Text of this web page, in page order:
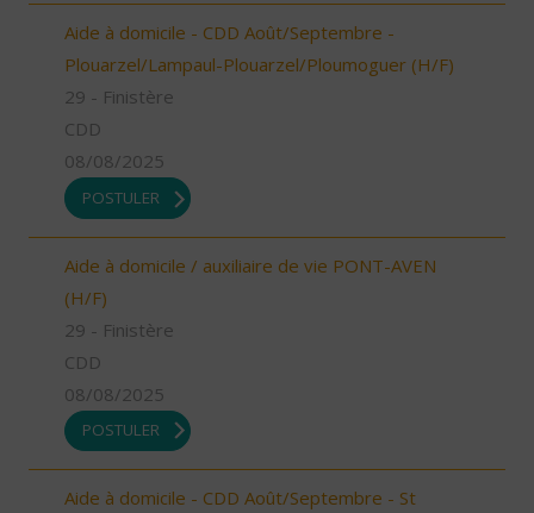
Aide à domicile - CDD Août/Septembre -
Plouarzel/Lampaul-Plouarzel/Ploumoguer (H/F)
29 - Finistère
CDD
08/08/2025
POSTULER
Aide à domicile / auxiliaire de vie PONT-AVEN
(H/F)
29 - Finistère
CDD
08/08/2025
POSTULER
Aide à domicile - CDD Août/Septembre - St